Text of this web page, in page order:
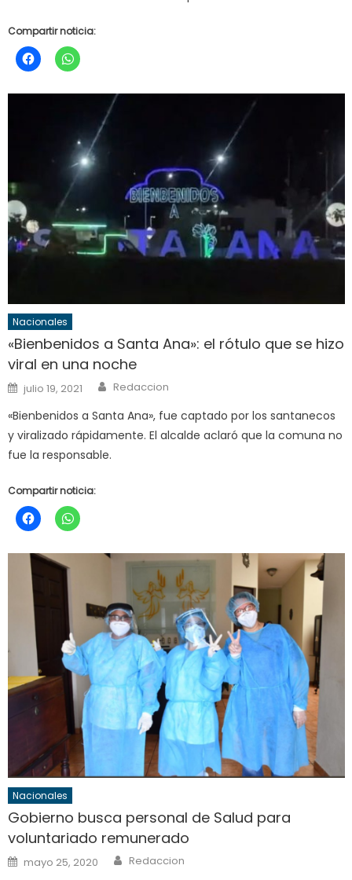
Compartir noticia:
Nacionales
«Bienbenidos a Santa Ana»: el rótulo que se hizo
viral en una noche
Posted
on
julio 19, 2021 Author
Redaccion
«Bienbenidos a Santa Ana», fue captado por los santanecos
y viralizado rápidamente. El alcalde aclaró que la comuna no
fue la responsable.
Compartir noticia:
Nacionales
Gobierno busca personal de Salud para
voluntariado remunerado
Posted
on
mayo 25, 2020 Author
Redaccion